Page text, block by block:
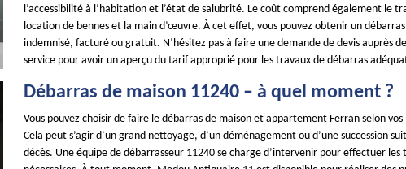
l’accessibilité à l’habitation et l’état de salubrité. Le coût comprend également le
location de bennes et la main d’œuvre. À cet effet, vous pouvez obtenir un débarras
indemnisé, facturé ou gratuit. N’hésitez pas à faire une demande de devis auprès
service pour avoir un aperçu du tarif approprié pour les travaux de débarras
Débarras de maison 11240 – à quel moment ?
Vous pouvez choisir de faire le débarras de maison et appartement Ferran selon vos
Cela peut s’agir d’un grand nettoyage, d’un déménagement ou d’une succession
décès. Une équipe de débarrasseur 11240 se charge d’intervenir pour effectuer les